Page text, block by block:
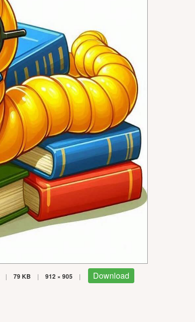
| 79 KB | 912 × 905 | Download